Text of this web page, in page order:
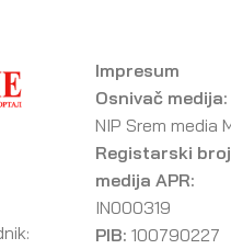
Impresum
Osnivač medija:
NIP Srem media
Registarski
medija APR:
IN000319
PIB: 100790227